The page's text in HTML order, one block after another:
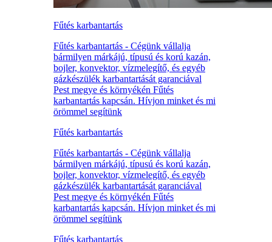
Fűtés karbantartás
Fűtés karbantartás - Cégünk vállalja
bármilyen márkájú, típusú és korú kazán,
bojler, konvektor, vízmelegítő, és egyéb
gázkészülék karbantartását garanciával
Pest megye és környékén Fűtés
karbantartás kapcsán. Hívjon minket és mi
örömmel segítünk
Fűtés karbantartás
Fűtés karbantartás - Cégünk vállalja
bármilyen márkájú, típusú és korú kazán,
bojler, konvektor, vízmelegítő, és egyéb
gázkészülék karbantartását garanciával
Pest megye és környékén Fűtés
karbantartás kapcsán. Hívjon minket és mi
örömmel segítünk
Fűtés karbantartás